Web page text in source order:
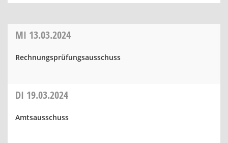
MI 13.03.2024
Rechnungsprüfungsausschuss
DI 19.03.2024
Amtsausschuss